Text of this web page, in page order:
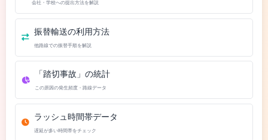
会社・学校への提出方法を解説
振替輸送の利用方法
他路線での振替手順を解説
「踏切事故」の統計
この原因の発生頻度・路線データ
ラッシュ時間帯データ
遅延が多い時間帯をチェック